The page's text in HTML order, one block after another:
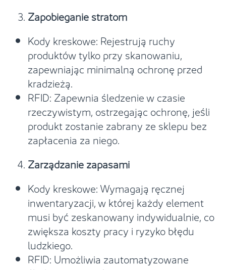
Zapobieganie stratom
Kody kreskowe: Rejestrują ruchy
produktów tylko przy skanowaniu,
zapewniając minimalną ochronę przed
kradzieżą.
RFID: Zapewnia śledzenie w czasie
rzeczywistym, ostrzegając ochronę, jeśli
produkt zostanie zabrany ze sklepu bez
zapłacenia za niego.
Zarządzanie zapasami
Kody kreskowe: Wymagają ręcznej
inwentaryzacji, w której każdy element
musi być zeskanowany indywidualnie, co
zwiększa koszty pracy i ryzyko błędu
ludzkiego.
RFID: Umożliwia zautomatyzowane